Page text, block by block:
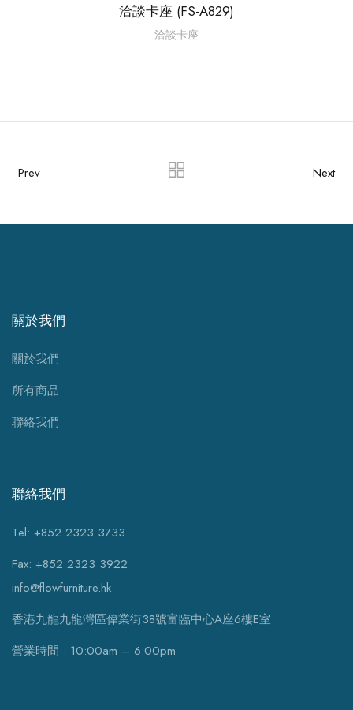
洽談卡座 (FS-A829)
洽談卡座
Prev Next
關於我們
關於我們
所有商品
聯絡我們
聯絡我們
Tel: +852 2323 3733
Fax: +852 2323 3922
info@flowfurniture.hk
香港九龍九龍灣區偉業街38號富臨中心A座6樓E室
營業時間 : 10:00am – 6:00pm